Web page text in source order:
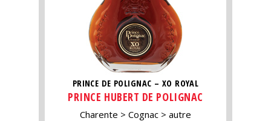
PRINCE DE POLIGNAC – XO ROYAL
PRINCE HUBERT DE POLIGNAC
Charente Cognac autre